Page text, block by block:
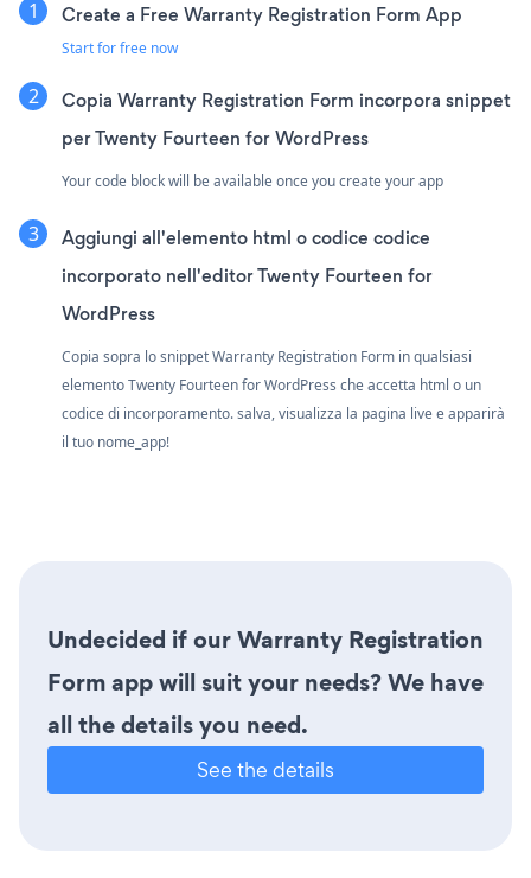
Create a Free Warranty Registration Form App
Start for free now
Copia Warranty Registration Form incorpora snippet
per Twenty Fourteen for WordPress
Your code block will be available once you create your app
Aggiungi all'elemento html o codice codice
incorporato nell'editor Twenty Fourteen for
WordPress
Copia sopra lo snippet Warranty Registration Form in qualsiasi
elemento Twenty Fourteen for WordPress che accetta html o un
codice di incorporamento. salva, visualizza la pagina live e apparirà
il tuo nome_app!
Undecided if our Warranty Registration
Form app will suit your needs? We have
all the details you need.
See the details